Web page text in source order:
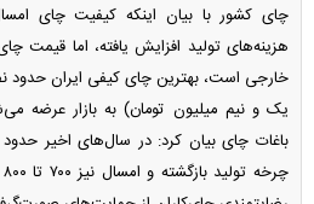
چای کشور با بیان اینکه کیفیت چای
هزینه‌های تولید افزایش یافته، اما قیمت
خارجی است، بهترین چای کیفی ایران
یک و نیم میلیون تومان) به بازار عرضه